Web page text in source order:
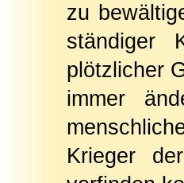
zu
ständiger
plötzlicher
immer
Krieger